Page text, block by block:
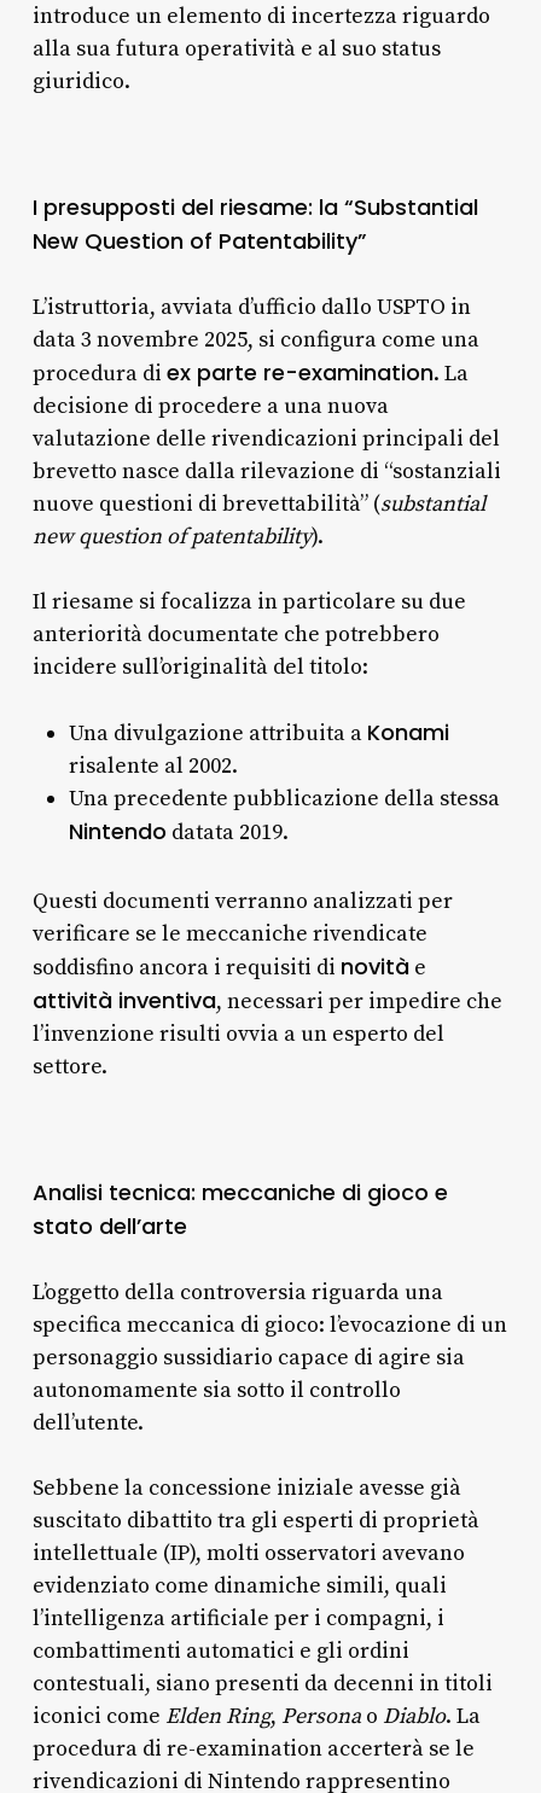
introduce un elemento di incertezza riguardo
alla sua futura operatività e al suo status
giuridico.
I presupposti del riesame: la “Substantial
New Question of Patentability”
L’istruttoria, avviata d’ufficio dallo USPTO in
data 3 novembre 2025, si configura come una
procedura di ex parte re-examination. La
decisione di procedere a una nuova
valutazione delle rivendicazioni principali del
brevetto nasce dalla rilevazione di “sostanziali
nuove questioni di brevettabilità” (substantial
new question of patentability).
Il riesame si focalizza in particolare su due
anteriorità documentate che potrebbero
incidere sull’originalità del titolo:
Una divulgazione attribuita a Konami
risalente al 2002.
Una precedente pubblicazione della stessa
Nintendo datata 2019.
Questi documenti verranno analizzati per
verificare se le meccaniche rivendicate
soddisfino ancora i requisiti di novitàe
attività inventiva, necessari per impedire che
l’invenzione risulti ovvia a un esperto del
settore.
Analisi tecnica: meccaniche di gioco e
stato dell’arte
L’oggetto della controversia riguarda una
specifica meccanica di gioco: l’evocazione di un
personaggio sussidiario capace di agire sia
autonomamente sia sotto il controllo
dell’utente.
Sebbene la concessione iniziale avesse già
suscitato dibattito tra gli esperti di proprietà
intellettuale (IP), molti osservatori avevano
evidenziato come dinamiche simili, quali
l’intelligenza artificiale per i compagni, i
combattimenti automatici e gli ordini
contestuali, siano presenti da decenni in titoli
iconici come Elden Ring, Personao Diablo. La
procedura di re-examination accerterà se le
rivendicazioni di Nintendo rappresentino